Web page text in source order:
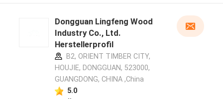
Dongguan Lingfeng Wood
Industry Co., Ltd.
Herstellerprofil
B2, ORIENT TIMBER CITY,
HOUJIE, DONGGUAN, 523000,
GUANGDONG, CHINA ,China
5.0